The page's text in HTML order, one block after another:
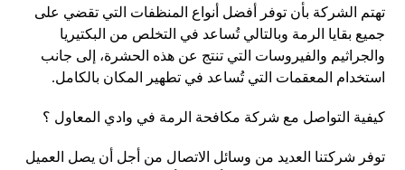
تهتم الشركة بأن توفر أفضل أنواع المنظفات التي تقضي على
جميع بقايا الرمة وبالتالي تُساعد في التخلص من البكتيريا
والجراثيم والفيروسات التي تنتج عن هذه الحشرة، إلى جانب
استخدام المعقمات التي تُساعد في تطهير المكان بالكامل.
كيفية التواصل مع شركة مكافحة الرمة في وادي المعاول ؟
توفر شركتنا العديد من وسائل الاتصال من أجل أن يصل العميل